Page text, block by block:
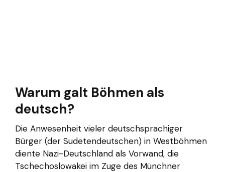
Warum galt Böhmen als
deutsch?
Die Anwesenheit vieler deutschsprachiger
Bürger (der Sudetendeutschen) in Westböhmen
diente Nazi-Deutschland als Vorwand, die
Tschechoslowakei im Zuge des Münchner